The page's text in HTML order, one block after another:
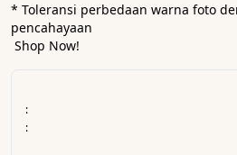
* ⁠Toleransi perbedaan warna foto
pencahayaan
Shop Now!
:
: